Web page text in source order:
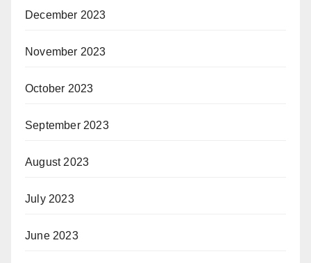
December 2023
November 2023
October 2023
September 2023
August 2023
July 2023
June 2023